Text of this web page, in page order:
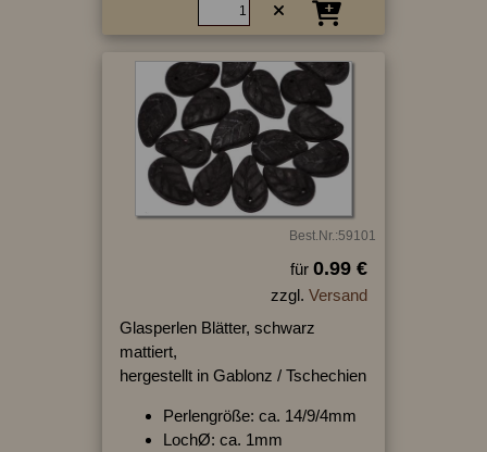
Best.Nr.:59101
für 0.99 €
zzgl. Versand
Glasperlen Blätter, schwarz
mattiert,
hergestellt in Gablonz / Tschechien
Perlengröße: ca. 14/9/4mm
LochØ: ca. 1mm